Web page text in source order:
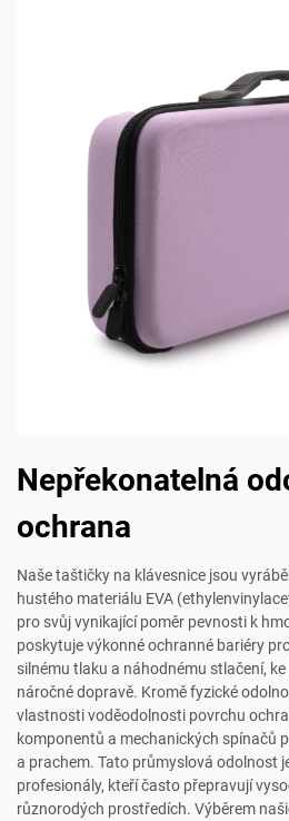
Nepřekonatelná
ochrana
Naše taštičky na klávesnice jsou
hustého materiálu EVA
pro svůj vynikající poměr pevnosti k
poskytuje výkonné ochranné bariéry
silnému tlaku a náhodnému stlačení,
náročné dopravě. Kromě fyzické
vlastnosti voděodolnosti povrchu
komponentů a mechanických spínačů
a prachem. Tato průmyslová odolnost
profesionály, kteří často přepravují
různorodých prostředích. Výběrem